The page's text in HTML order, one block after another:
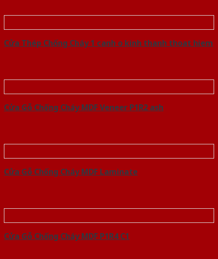
Cửa Thép Chống Cháy 1 canh o kinh thanh thoat hiem
Cửa Gỗ Chống Cháy MDF Veneer P1R2 ash
Cửa Gỗ Chống Cháy MDF Laminate
Cửa Gỗ Chống Cháy MDF P1R4 C1